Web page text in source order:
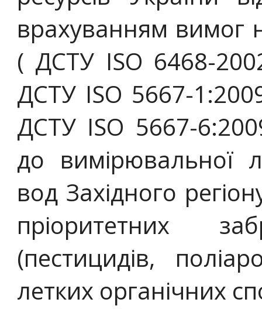
врахуванням вимог
( ДСТУ ISO 6468-
ДСТУ ISO 5667-
ДСТУ ISO 5667-
до вимірювальної
вод Західного
пріоритетних
(пестицидів,
летких органічних